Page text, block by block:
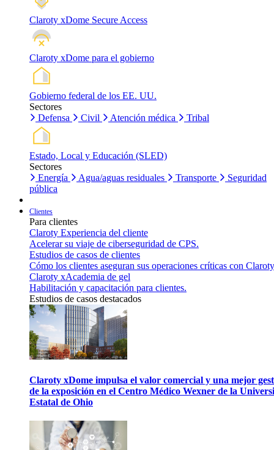
Claroty xDome Secure Access
Claroty xDome para el gobierno
Gobierno federal de los EE. UU.
Sectores
Defensa
Civil Atención médica Tribal
Estado, Local y Educación (SLED)
Sectores
Energía
Agua/aguas residuales Transporte
Seguridad
pública
Clientes
Para clientes
Claroty Experiencia del cliente
Acelerar su viaje de ciberseguridad de CPS.
Estudios de casos de clientes
Cómo los clientes aseguran sus operaciones críticas con
Claroty xAcademia de gel
Habilitación y capacitación para clientes.
Estudios de casos destacados
Claroty xDome impulsa el valor comercial y una mejor
de la exposición en el Centro Médico Wexner de la
Estatal de Ohio